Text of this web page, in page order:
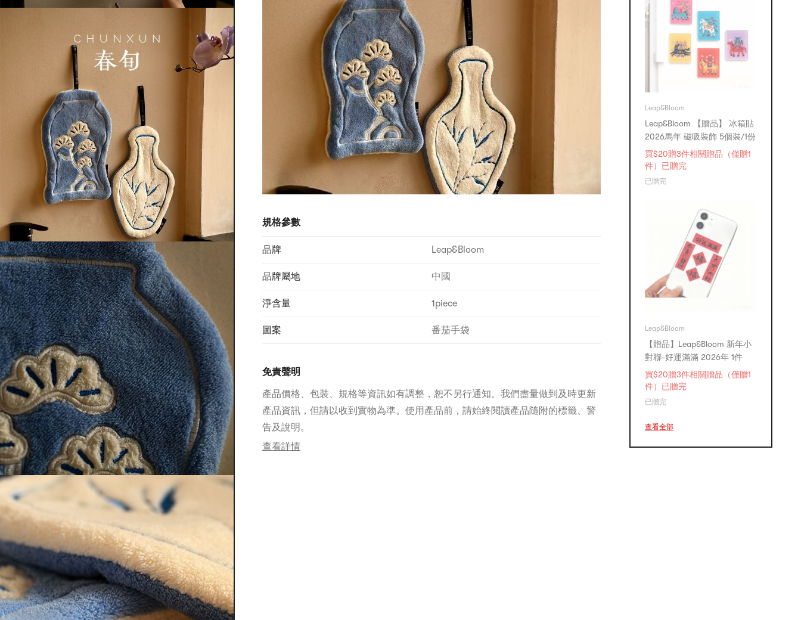
規格參數
品牌 Leap&Bloom
品牌屬地 中國
淨含量 1piece
圖案 番茄手袋
免責聲明
產品價格、包裝、規格等資訊如有調整，恕不另行通知。我們盡量做到及時更新
產品資訊，但請以收到實物為準。使用產品前，請始終閱讀產品隨附的標籤、警
告及說明。
查看詳情
Leap&Bloom
Leap&Bloom 【贈品】 冰箱貼
2026馬年 磁吸裝飾 5個裝/1份
買$20贈3件相關贈品（僅贈1
件）已贈完
已贈完
Leap&Bloom
【贈品】Leap&Bloom 新年小
對聯-好運滿滿 2026年 1件
買$20贈3件相關贈品（僅贈1
件）已贈完
已贈完
查看全部